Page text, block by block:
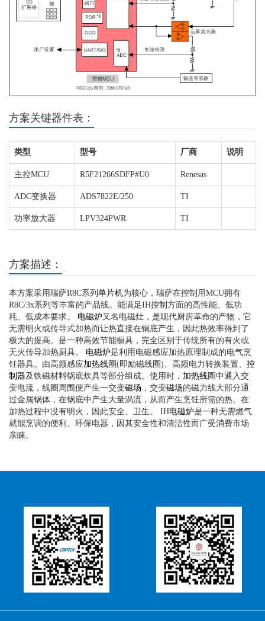
方案关键器件表：
类型 型号 厂商 说明
主控MCU R5F21266SDFP#U0 Renesas
ADC变换器 ADS7822E/250 TI
功率放大器 LPV324PWR TI
方案描述：
本方案采用瑞萨R8C系列 单片机为核心，瑞萨在控制用MCU拥有
R8C/3x系列等丰富的产品线。能满足IH控制方面的高性能、低功
耗、低成本要求。 电磁炉又名电磁灶，是现代厨房革命的产物，它
无需明火或传导式加热而让热直接在锅底产生，因此热效率得到了
极大的提高。是一种高效节能橱具，完全区别于传统所有的有火或
无火传导加热厨具。 电磁炉是利用电磁感应加热原理制成的电气烹
饪器具。由高频感应加热线圈(即励磁线圈)、高频电力转换装置、 控
制器及铁磁材料锅底炊具等部分组成。使用时， 加热线圈中通入交
变电流，线圈周围便产生一交变磁场 ，交变磁场的磁力线大部分通
过金属锅体，在锅底中产生大量涡流，从而产生烹饪所需的热。在
加热过程中没有明火，因此安全、卫生。 IH电磁炉是一种无需燃气
就能烹调的便利、环保电器，因其安全性和清洁性而广受消费市场
亲睐。